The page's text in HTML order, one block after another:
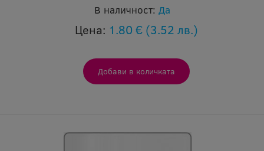
В наличност: Да
Цена: 1.80 € (3.52 лв.)